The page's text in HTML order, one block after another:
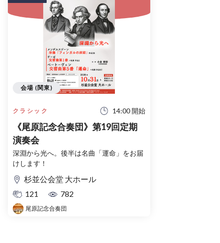
クラシック 14:00 開始
《尾原記念合奏団》第19回定期
演奏会
深淵から光へ。後半は名曲「運命」をお届
けします！
杉並公会堂 大ホール
121
782
尾原記念合奏団
会場 (関東)